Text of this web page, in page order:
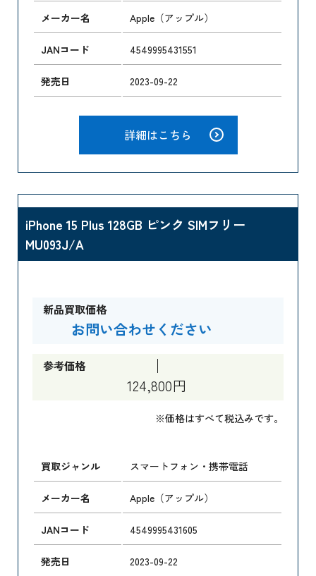
メーカー名 Apple（アップル）
JANコード 4549995431551
発売日 2023-09-22
詳細はこちら
iPhone 15 Plus 128GB ピンク SIMフリー
MU093J/A
新品買取価格
お問い合わせください
参考価格
124,800円
※価格はすべて税込みです。
買取ジャンル スマートフォン・携帯電話
メーカー名 Apple（アップル）
JANコード 4549995431605
発売日 2023-09-22